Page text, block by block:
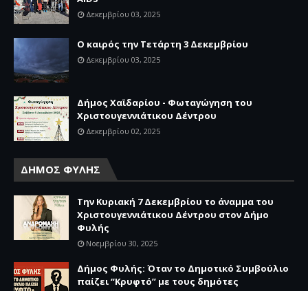
Δεκεμβρίου 03, 2025
Ο καιρός την Τετάρτη 3 Δεκεμβρίου
Δεκεμβρίου 03, 2025
Δήμος Χαϊδαρίου - Φωταγώγηση του
Χριστουγεννιάτικου Δέντρου
Δεκεμβρίου 02, 2025
ΔΗΜΟΣ ΦΥΛΗΣ
Την Κυριακή 7 Δεκεμβρίου το άναμμα του
Χριστουγεννιάτικου Δέντρου στον Δήμο
Φυλής
Νοεμβρίου 30, 2025
Δήμος Φυλής: Όταν το Δημοτικό Συμβούλιο
παίζει “Κρυφτό” με τους δημότες